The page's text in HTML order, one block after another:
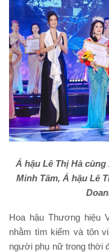
Á hậu Lê Thị Hà
Minh Tâm, Á hậu Lê
Hoa hậu Thương hiệu
nhằm tìm kiếm và tôn
người phụ nữ trong thời